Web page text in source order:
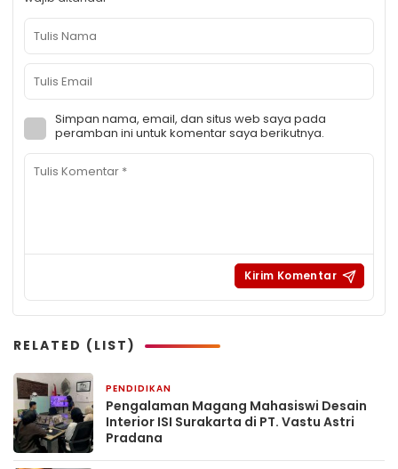
Simpan nama, email, dan situs web saya pada
peramban ini untuk komentar saya berikutnya.
RELATED (LIST)
PENDIDIKAN
Pengalaman Magang Mahasiswi Desain
Interior ISI Surakarta di PT. Vastu Astri
Pradana